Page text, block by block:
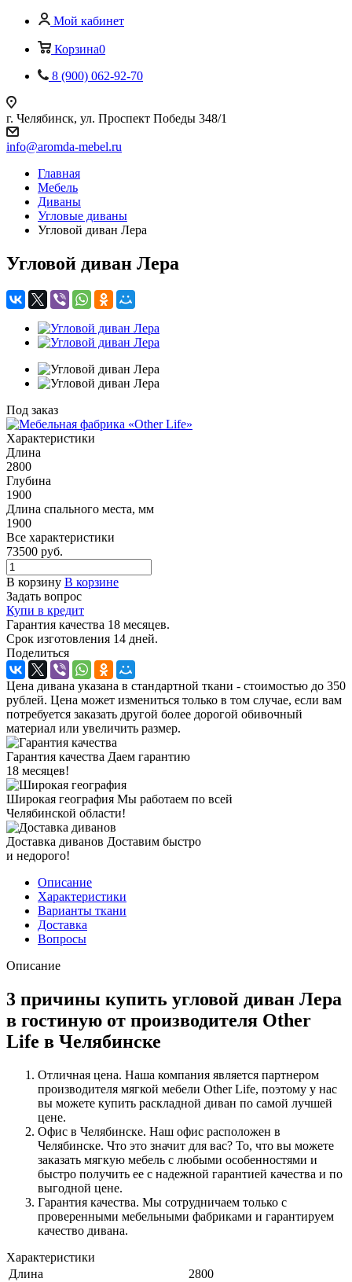
Мой кабинет
Корзина0
8 (900) 062-92-70
г. Челябинск, ул. Проспект Победы 348/1
info@aromda-mebel.ru
Главная
Мебель
Диваны
Угловые диваны
Угловой диван Лера
Угловой диван Лера
Под заказ
Характеристики
Длина
2800
Глубина
1900
Длина спального места, мм
1900
Все характеристики
73500 руб.
В корзину В корзине
Задать вопрос
Купи в кредит
Гарантия качества 18 месяцев.
Срок изготовления 14 дней.
Поделиться
Цена дивана указана в стандартной ткани - стоимостью до 350
рублей. Цена может измениться только в том случае, если вам
потребуется заказать другой более дорогой обивочный
материал или увеличить размер.
Гарантия качества Даем гарантию
18 месяцев!
Широкая география Мы работаем по всей
Челябинской области!
Доставка диванов Доставим быстро
и недорого!
Описание
Характеристики
Варианты ткани
Доставка
Вопросы
Описание
3 причины купить угловой диван Лера
в гостиную от производителя Other
Life в Челябинске
Отличная цена. Наша компания является партнером
производителя мягкой мебели Other Life, поэтому у нас
вы можете купить раскладной диван по самой лучшей
цене.
Офис в Челябинске. Наш офис расположен в
Челябинске. Что это значит для вас? То, что вы можете
заказать мягкую мебель с любыми особенностями и
быстро получить ее с надежной гарантией качества и по
выгодной цене.
Гарантия качества. Мы сотрудничаем только с
проверенными мебельными фабриками и гарантируем
качество дивана.
Характеристики
Длина
2800